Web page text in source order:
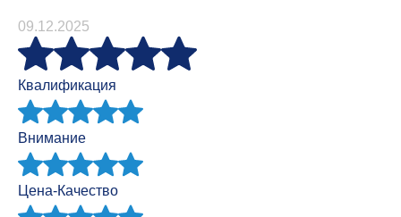
09.12.2025
Квалификация
Внимание
Цена-Качество